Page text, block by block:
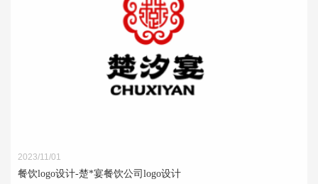
2023/11/01
餐饮logo设计-楚*宴餐饮公司logo设计